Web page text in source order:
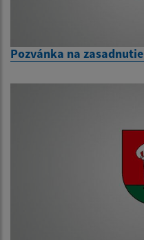
Pozvánka na